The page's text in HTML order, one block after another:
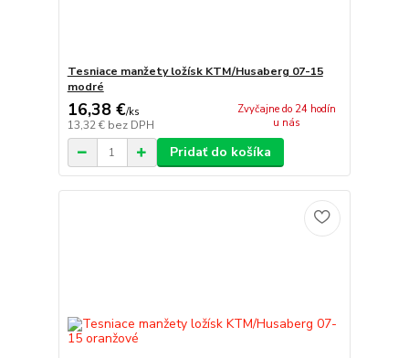
Tesniace manžety ložísk KTM/Husaberg 07-15
modré
16,38 €/ks
13,32 € bez DPH
Zvyčajne do 24 hodín
u nás
Pridať do košíka